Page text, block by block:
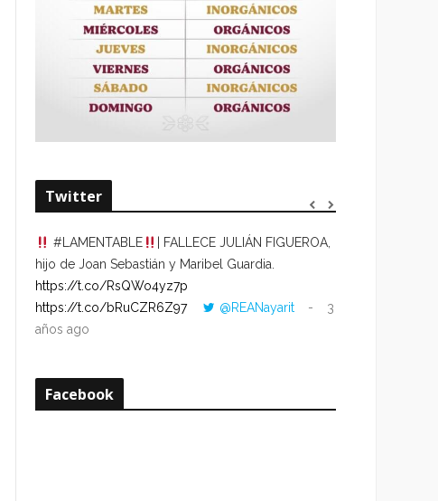
Twitter
#LAMENTABLE
| FALLECE JULIÁN FIGUEROA,
hijo de Joan Sebastián y Maribel Guardia.
https://t.co/RsQWo4yz7p
https://t.co/bRuCZR6Z97
@REANayarit
3
años ago
Facebook